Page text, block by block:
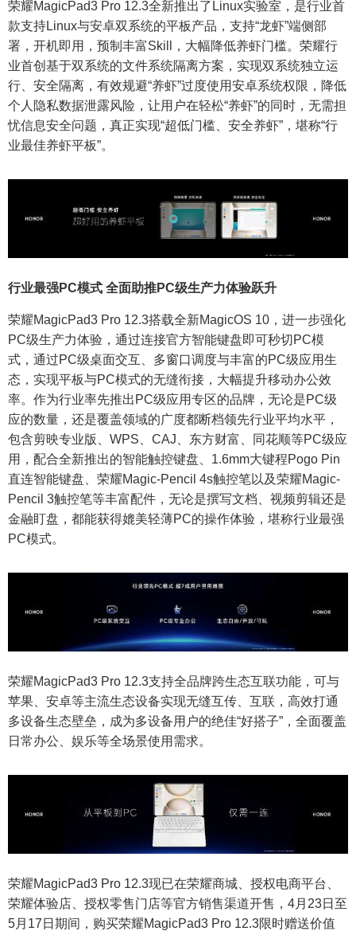
荣耀MagicPad3 Pro 12.3全新推出了Linux实验室，是行业首
款支持Linux与安卓双系统的平板产品，支持“龙虾”端侧部
署，开机即用，预制丰富Skill，大幅降低养虾门槛。荣耀行
业首创基于双系统的文件系统隔离方案，实现双系统独立运
行、安全隔离，有效规避“养虾”过度使用安卓系统权限，降低
个人隐私数据泄露风险，让用户在轻松“养虾”的同时，无需担
忧信息安全问题，真正实现“超低门槛、安全养虾”，堪称“行
业最佳养虾平板”。
行业最强PC模式 全面助推PC级生产力体验跃升
荣耀MagicPad3 Pro 12.3搭载全新MagicOS 10，进一步强化
PC级生产力体验，通过连接官方智能键盘即可秒切PC模
式，通过PC级桌面交互、多窗口调度与丰富的PC级应用生
态，实现平板与PC模式的无缝衔接，大幅提升移动办公效
率。作为行业率先推出PC级应用专区的品牌，无论是PC级
应的数量，还是覆盖领域的广度都断档领先行业平均水平，
包含剪映专业版、WPS、CAJ、东方财富、同花顺等PC级应
用，配合全新推出的智能触控键盘、1.6mm大键程Pogo Pin
直连智能键盘、荣耀Magic-Pencil 4s触控笔以及荣耀Magic-
Pencil 3触控笔等丰富配件，无论是撰写文档、视频剪辑还是
金融盯盘，都能获得媲美轻薄PC的操作体验，堪称行业最强
PC模式。
荣耀MagicPad3 Pro 12.3支持全品牌跨生态互联功能，可与
苹果、安卓等主流生态设备实现无缝互传、互联，高效打通
多设备生态壁垒，成为多设备用户的绝佳“好搭子”，全面覆盖
日常办公、娱乐等全场景使用需求。
荣耀MagicPad3 Pro 12.3现已在荣耀商城、授权电商平台、
荣耀体验店、授权零售门店等官方销售渠道开售，4月23日至
5月17日期间，购买荣耀MagicPad3 Pro 12.3限时赠送价值